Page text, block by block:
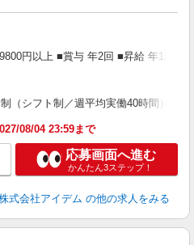
円以上 ■賞与 年2回 ■昇給 年1回
（シフト制／週平均実働40時間） ※
08/04 23:59まで
応募画面へ進む
かんたん3ステップ！
式会社アイデム の他の求人をみる